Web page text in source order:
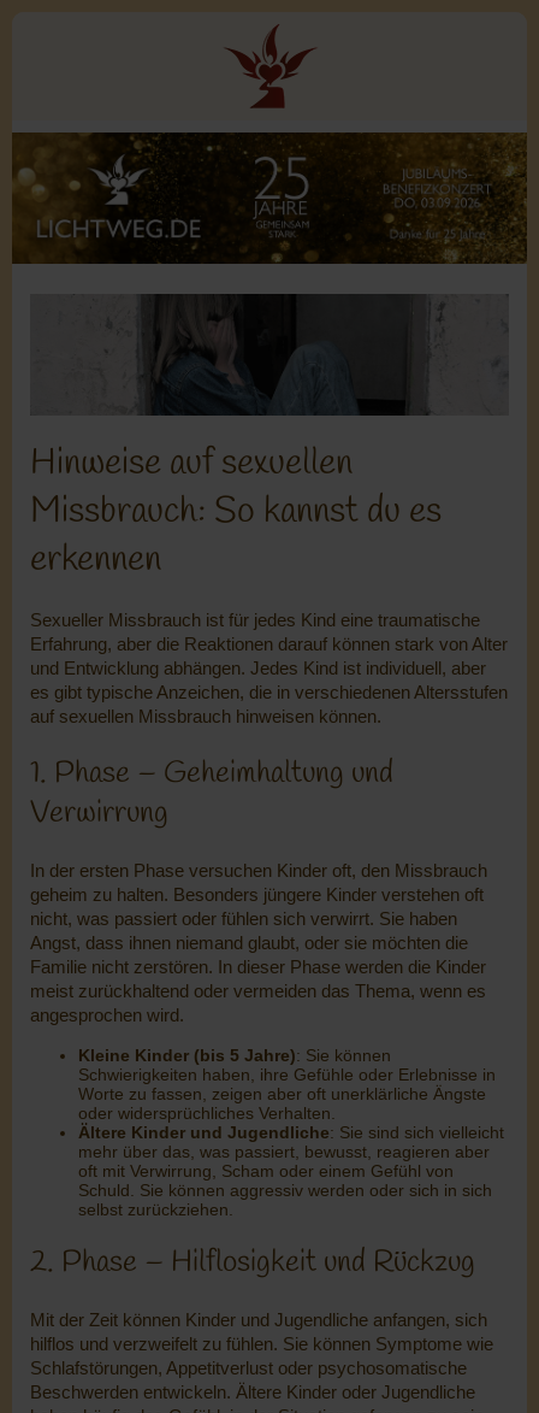
Hinweise auf sexuellen
Missbrauch: So kannst du es
erkennen
Sexueller Missbrauch ist für jedes Kind eine traumatische
Erfahrung, aber die Reaktionen darauf können stark von Alter
und Entwicklung abhängen. Jedes Kind ist individuell, aber
es gibt typische Anzeichen, die in verschiedenen Altersstufen
auf sexuellen Missbrauch hinweisen können.
1. Phase – Geheimhaltung und
Verwirrung
In der ersten Phase versuchen Kinder oft, den Missbrauch
geheim zu halten. Besonders jüngere Kinder verstehen oft
nicht, was passiert oder fühlen sich verwirrt. Sie haben
Angst, dass ihnen niemand glaubt, oder sie möchten die
Familie nicht zerstören. In dieser Phase werden die Kinder
meist zurückhaltend oder vermeiden das Thema, wenn es
angesprochen wird.
Kleine Kinder (bis 5 Jahre): Sie können
Schwierigkeiten haben, ihre Gefühle oder Erlebnisse in
Worte zu fassen, zeigen aber oft unerklärliche Ängste
oder widersprüchliches Verhalten.
Ältere Kinder und Jugendliche: Sie sind sich vielleicht
mehr über das, was passiert, bewusst, reagieren aber
oft mit Verwirrung, Scham oder einem Gefühl von
Schuld. Sie können aggressiv werden oder sich in sich
selbst zurückziehen.
2. Phase – Hilflosigkeit und Rückzug
Mit der Zeit können Kinder und Jugendliche anfangen, sich
hilflos und verzweifelt zu fühlen. Sie können Symptome wie
Schlafstörungen, Appetitverlust oder psychosomatische
Beschwerden entwickeln. Ältere Kinder oder Jugendliche